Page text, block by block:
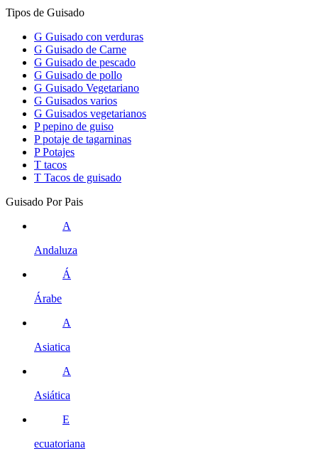
Tipos de Guisado
G Guisado con verduras
G Guisado de Carne
G Guisado de pescado
G Guisado de pollo
G Guisado Vegetariano
G Guisados varios
G Guisados vegetarianos
P pepino de guiso
P potaje de tagarninas
P Potajes
T tacos
T Tacos de guisado
Guisado Por Pais
A
Andaluza
Á
Árabe
A
Asiatica
A
Asiática
E
ecuatoriana